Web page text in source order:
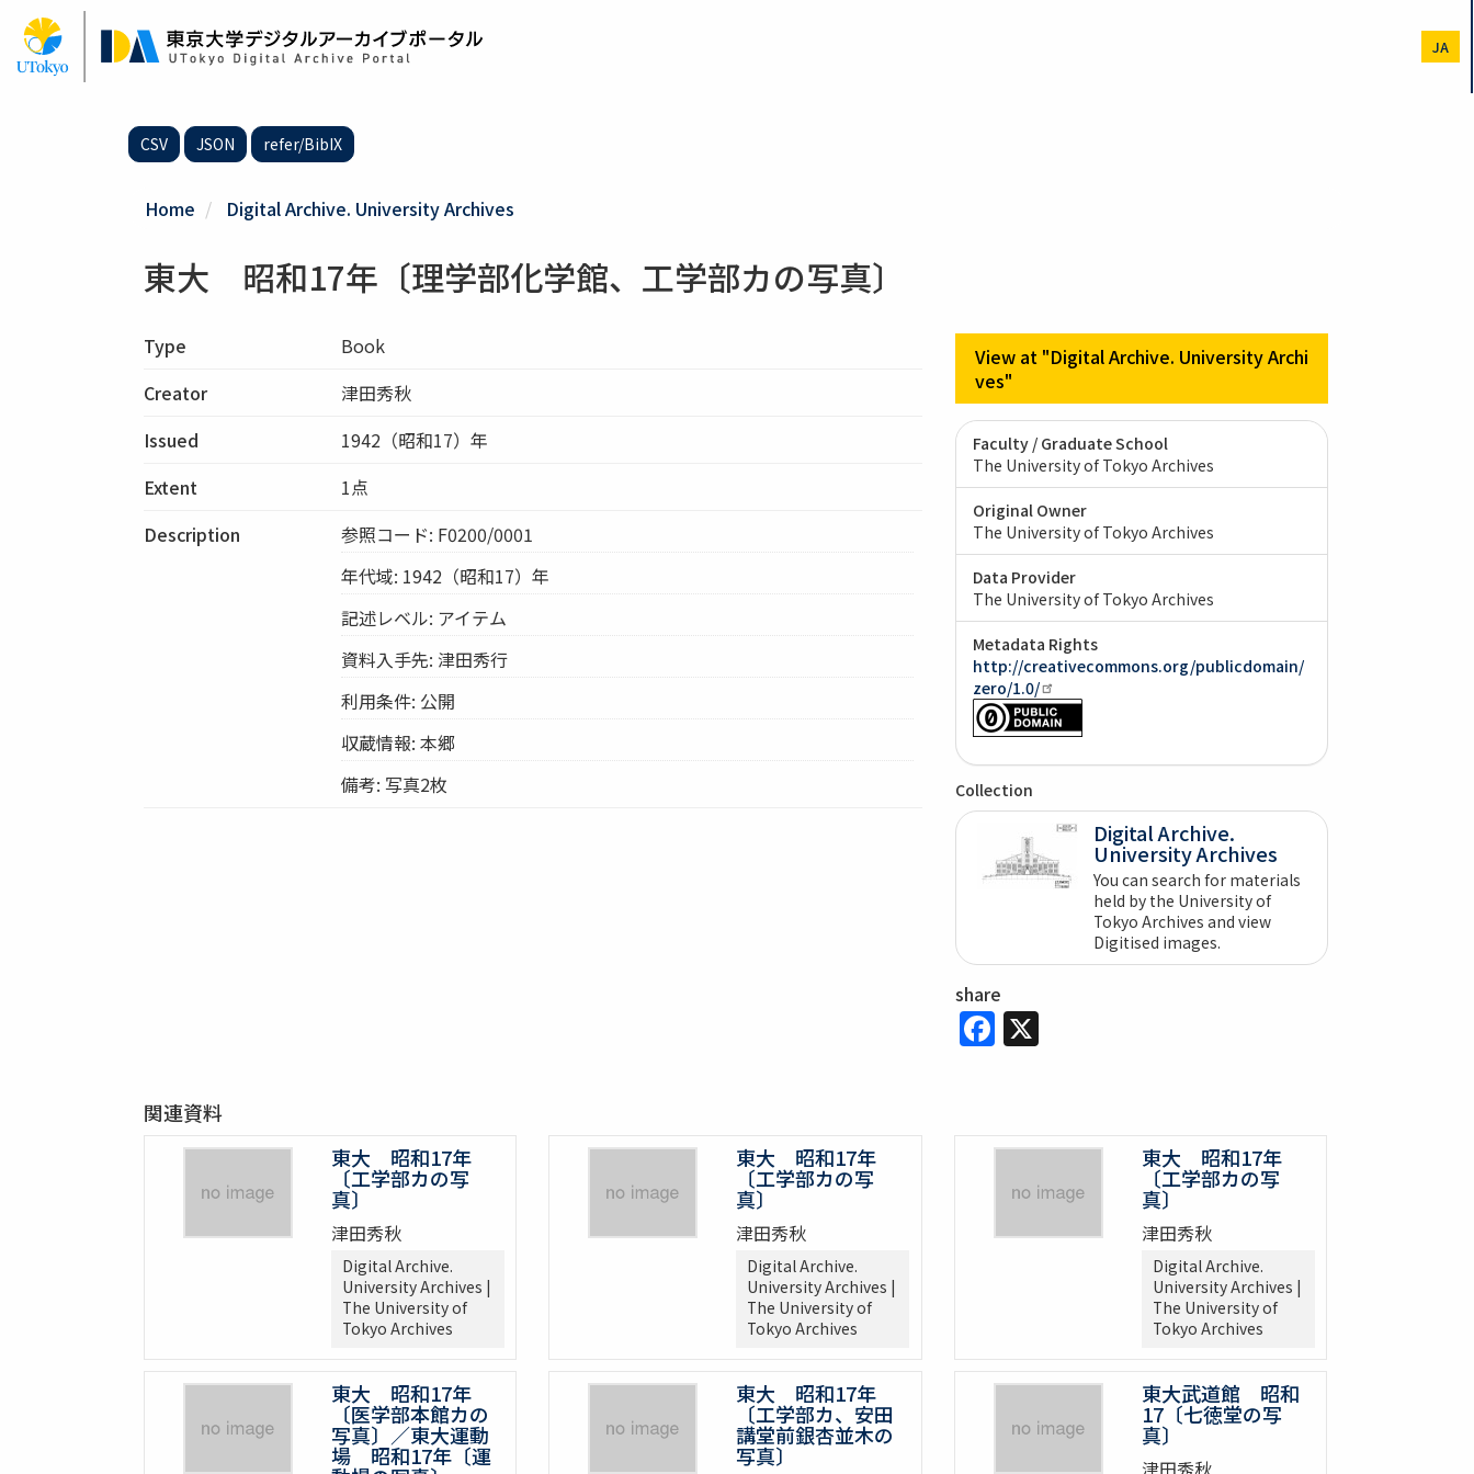
Skip
main
content
JA
CSV JSON refer/BibIX
Home Digital Archive. University Archives
東大 昭和17年〔理学部化学館、工学部カの写真〕
Type
Book
Creator
津田秀秋
Issued
1942（昭和17）年
Extent
1点
Description
参照コード: F0200/0001
年代域: 1942（昭和17）年
記述レベル: アイテム
資料入手先: 津田秀行
利用条件: 公開
収蔵情報: 本郷
備考: 写真2枚
View at "Digital Archive. University Archi
ves"
Faculty / Graduate School
The University of Tokyo Archives
Original Owner
The University of Tokyo Archives
Data Provider
The University of Tokyo Archives
Metadata Rights
http://creativecommons.org/publicdomain/
zero/1.0/
Collection
Digital Archive.
University Archives
You can search for materials
held by the University of
Tokyo Archives and view
Digitised images.
share
Facebook
X
関連資料
東大 昭和17年
〔工学部カの写
真〕
津田秀秋
Digital Archive.
University Archives |
The University of
Tokyo Archives
東大 昭和17年
〔工学部カの写
真〕
津田秀秋
Digital Archive.
University Archives |
The University of
Tokyo Archives
東大 昭和17年
〔工学部カの写
真〕
津田秀秋
Digital Archive.
University Archives |
The University of
Tokyo Archives
東大 昭和17年
〔医学部本館カの
写真〕／東大運動
場 昭和17年〔運
東大 昭和17年
〔工学部カ、安田
講堂前銀杏並木の
写真〕
東大武道館 昭和
17〔七徳堂の写
真〕
津田秀秋